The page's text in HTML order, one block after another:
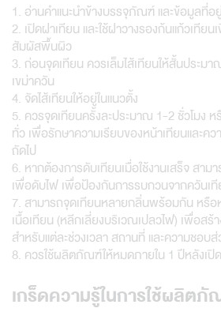
1. อ่านคำแนะนำข้างบรรจุภัณฑ์ และข้อมูลที่อ
2. เปิดฝาเทียน และใช้ฝาวางรองก้นแก้วเทีย
สัมผัสพื้นผิว
3. ก่อนจุดเทียน ควรเล็มไส้เทียนให้สั้นประม
เขม่าควัน
4. จัดไส้เทียนให้อยู่ในแนวตั้ง
5. ควรจุดเทียนครั้งละประมาณ 1-2 ชั่วโมง
ทั่ว เพื่อรักษาความเรียบของหน้าเทียนและคว
ถัดไป
6. หากต้องการดับเทียนเมื่อใช้งานเสร็จ สาม
เพื่อดับไฟ เพื่อป้องกันการรบกวนจากควันเที
7. สามารถจุดเทียนหลายกลิ่นพร้อมกัน หรื
เนื้อเทียน (หลีกเลี่ยงบริเวณเปลวไฟ) เพื่อส
สำหรับแต่ละช่วงเวลา สถานที่ และความชอบ
8. ควรใช้ผลิตภัณฑ์ให้หมดภายใน 1 ปีหลังเปิ
เกร็ดความรู้ในการใช้ผลิตภั